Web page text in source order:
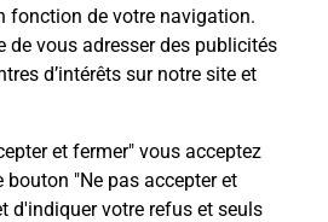
fonction de votre navigation.
de vous adresser des publicités
d’intérêts sur notre site et
et fermer" vous acceptez
bouton "Ne pas accepter et
d'indiquer votre refus et seuls